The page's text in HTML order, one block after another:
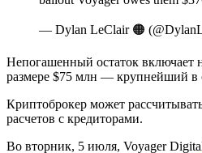
— Dylan LeClair 🟠
Непогашенный остаток включает
размере $75 млн — крупнейший в
Криптоброкер может
расчетов с кредиторами.
Во вторник, 5 июля, Voyager